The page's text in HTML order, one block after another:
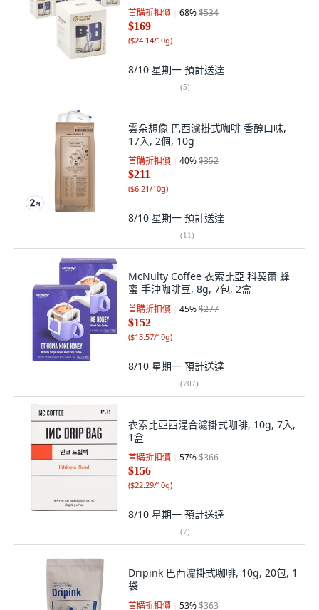
首購折扣價 68%$534
$169
($24.14/10g)
8/10 星期一 預計送達
(5)
雲朵想像 巴西濾掛式咖啡 香醇口味,
17入, 2個, 10g
首購折扣價 40%$352
$211
($6.21/10g)
8/10 星期一 預計送達
(11)
McNulty Coffee 衣索比亞 科契爾 蜂
蜜 手沖咖啡豆, 8g, 7包, 2盒
首購折扣價 45%$277
$152
($13.57/10g)
8/10 星期一 預計送達
(707)
衣索比亞西混合濾掛式咖啡, 10g, 7入,
1盒
首購折扣價 57%$366
$156
($22.29/10g)
8/10 星期一 預計送達
(7)
Dripink 巴西濾掛式咖啡, 10g, 20包, 1
袋
首購折扣價 53%$363